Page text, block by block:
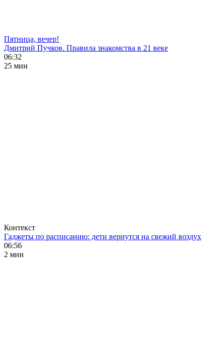
Пятница, вечер!
Дмитрий Пучков. Правила знакомства в 21 веке
06:32
25 мин
Контекст
Гаджеты по расписанию: дети вернутся на свежий воздух
06:56
2 мин